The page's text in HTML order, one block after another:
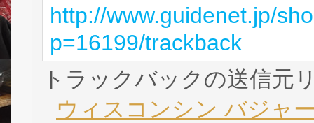
http://www.guidenet.jp/
p=16199/trackback
トラックバックの送信元
ウィスコンシン バジャ